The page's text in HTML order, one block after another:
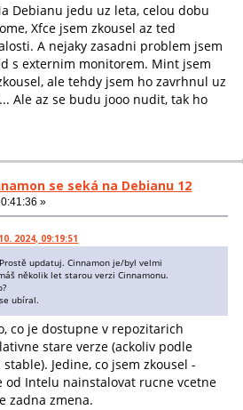
Debianu jedu uz leta, celou dobu
Xfce jsem zkousel az ted
A nejaky zasadni problem jsem
s externim monitorem. Mint jsem
ale tehdy jsem ho zavrhnul uz
Ale az se budu jooo nudit, tak ho
se seká na Debianu 12
»
2024, 09:19:51
updatuj. Cinnamon je/byl velmi
několik let starou verzi Cinnamonu.
ubíral.
co je dostupne v repozitarich
stare verze (ackoliv podle
Jedine, co jsem zkousel -
od Intelu nainstalovat rucne vcetne
zadna zmena.